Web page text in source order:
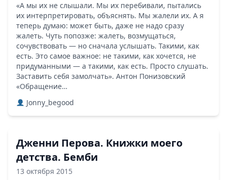
«А мы их не слышали. Мы их перебивали, пытались
их интерпретировать, объяснять. Мы жалели их. А я
теперь думаю: может быть, даже не надо сразу
жалеть. Чуть попозже: жалеть, возмущаться,
сочувствовать — но сначала услышать. Такими, как
есть. Это самое важное: не такими, как хочется, не
придуманными — а такими, как есть. Просто слушать.
Заставить себя замолчать». Антон Понизовский
«Обращение…
Jonny_begood
Дженни Перова. Книжки моего
детства. Бемби
13 октября 2015